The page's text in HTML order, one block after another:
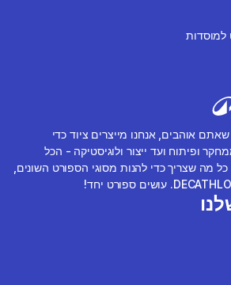
אוהבים, אנחנו מייצרים ציוד כדי
ופיתוח ועד ייצור ולוגיסטיקה - הכל
מה שצריך כדי להנות מסוגי הספורט השונים,